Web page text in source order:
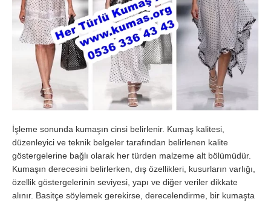
İşleme sonunda kumaşın cinsi belirlenir. Kumaş kalitesi,
düzenleyici ve teknik belgeler tarafından belirlenen kalite
göstergelerine bağlı olarak her türden malzeme alt bölümüdür.
Kumaşın derecesini belirlerken, dış özellikleri, kusurların varlığı,
özellik göstergelerinin seviyesi, yapı ve diğer veriler dikkate
alınır. Basitçe söylemek gerekirse, derecelendirme, bir kumaşta